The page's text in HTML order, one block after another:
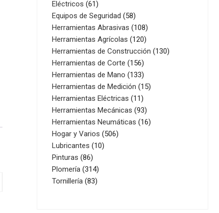
Eléctricos 6161
productos
Equipos de Seguridad 5858
productos
Herramientas Abrasivas 108108
productos
Herramientas Agrícolas 120120
productos
Herramientas de Construcción 130130
Herramientas de Corte 156156
productos
Herramientas de Mano 133133
productos
Herramientas de Medición 1515
Herramientas Eléctricas 1111
productos
Herramientas Mecánicas 9393
productos
Herramientas Neumáticas 1616
Hogar y Varios 506506
Lubricantes 1010
Pinturas 8686
productos
Plomería 314314
productos
Tornillería 8383